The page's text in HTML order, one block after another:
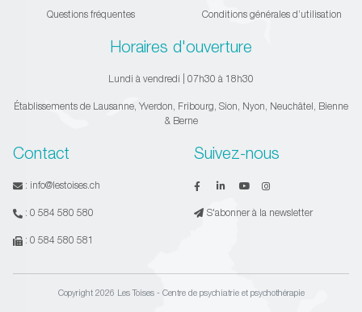
Questions fréquentes Conditions générales d’utilisation
Horaires d'ouverture
Lundi à vendredi | 07h30 à 18h30
Établissements de Lausanne, Yverdon, Fribourg, Sion, Nyon, Neuchâtel, Bienne
& Berne
Contact
: info@lestoises.ch
: 0 584 580 580
: 0 584 580 581
Suivez-nous
S'abonner à la newsletter
Copyright 2026 Les Toises - Centre de psychiatrie et psychothérapie